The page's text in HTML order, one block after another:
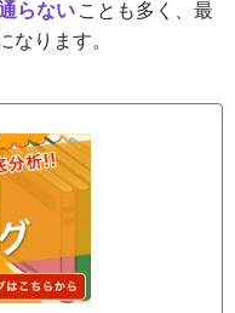
らないことも多く、最
ります。